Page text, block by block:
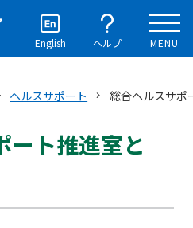
English ヘルプ MENU
ヘルスサポート 総合ヘルスサポ
ート推進室と